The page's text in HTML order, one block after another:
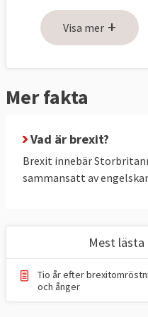
PROBLEMET –
Brexit har gett
och principiella
Storbritannien och
brexit?
2. Hur ska man
utträdet
landet Irland och
4. Vad ska EU och
ekonomiska och
brexit?
Visa mer +
Mer fakta
Vad är brexit?
Brexit innebär
sammansatt av
Mest
Tio år efter
och ånger